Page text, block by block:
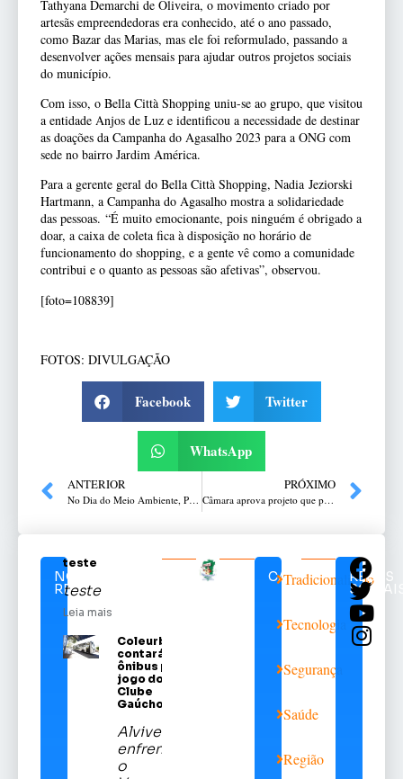
Tathyana Demarchi de Oliveira, o movimento criado por
artesãs empreendedoras era conhecido, até o ano passado,
como Bazar das Marias, mas ele foi reformulado, passando a
desenvolver ações mensais para ajudar outros projetos sociais
do município.
Com isso, o Bella Città Shopping uniu-se ao grupo, que visitou
a entidade Anjos de Luz e identificou a necessidade de destinar
as doações da Campanha do Agasalho 2023 para a ONG com
sede no bairro Jardim América.
Para a gerente geral do Bella Città Shopping, Nadia Jeziorski
Hartmann, a Campanha do Agasalho mostra a solidariedade
das pessoas. “É muito emocionante, pois ninguém é obrigado a
doar, a caixa de coleta fica à disposição no horário de
funcionamento do shopping, e a gente vê como a comunidade
contribui e o quanto as pessoas são afetivas”, observou.
[foto=108839]
FOTOS: DIVULGAÇÃO
Facebook Twitter
WhatsApp
ANTERIOR
No Dia do Meio Ambiente, Prefeitura implementa novas ações do programa Cidade Limpa
PRÓXIMO
Câmara aprova projeto que propõe alteração na lei de proibição de consumo de bebida alcoólica em locais públicos
NOTÍCIAS
RELACIONADAS
teste
teste
Leia mais
Coleurb
contará com
ônibus para
jogo do Sport
Clube
Gaúcho
Alviverde
enfrentará
o
CATEGORIAS
Tradicionalismo
Tecnologia
Segurança
Saúde
Região
REDES